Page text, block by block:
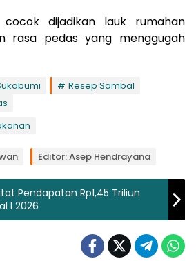
dijadikan lauk rumahan
rasa pedas yang menggugah
Resep Sambal
Editor: Asep Hendrayana
Pendapatan Rp1,45 Triliun
I 2026